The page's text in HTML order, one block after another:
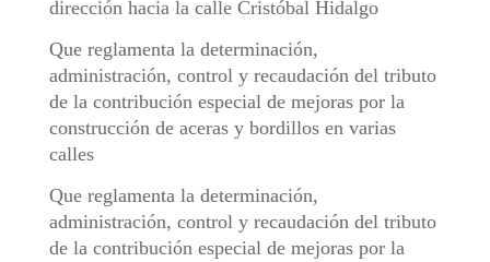
dirección hacia la calle Cristóbal Hidalgo
Que reglamenta la determinación,
administración, control y recaudación del tributo
de la contribución especial de mejoras por la
construcción de aceras y bordillos en varias
calles
Que reglamenta la determinación,
administración, control y recaudación del tributo
de la contribución especial de mejoras por la